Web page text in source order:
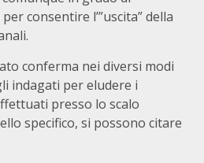
consentire l’”uscita” della
conferma nei diversi modi
indagati per eludere i
presso lo scalo
specifico, si possono citare